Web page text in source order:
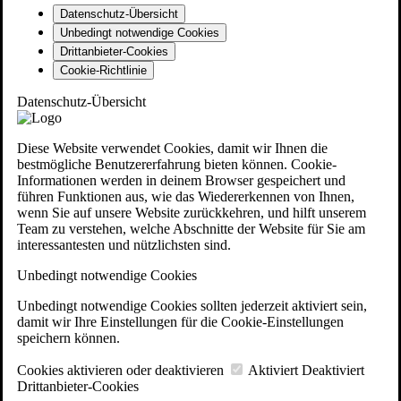
Datenschutz-Übersicht
Unbedingt notwendige Cookies
Drittanbieter-Cookies
Cookie-Richtlinie
Datenschutz-Übersicht
Diese Website verwendet Cookies, damit wir Ihnen die
bestmögliche Benutzererfahrung bieten können. Cookie-
Informationen werden in deinem Browser gespeichert und
führen Funktionen aus, wie das Wiedererkennen von Ihnen,
wenn Sie auf unsere Website zurückkehren, und hilft unserem
Team zu verstehen, welche Abschnitte der Website für Sie am
interessantesten und nützlichsten sind.
Unbedingt notwendige Cookies
Unbedingt notwendige Cookies sollten jederzeit aktiviert sein,
damit wir Ihre Einstellungen für die Cookie-Einstellungen
speichern können.
Cookies aktivieren oder deaktivieren Aktiviert Deaktiviert
Drittanbieter-Cookies